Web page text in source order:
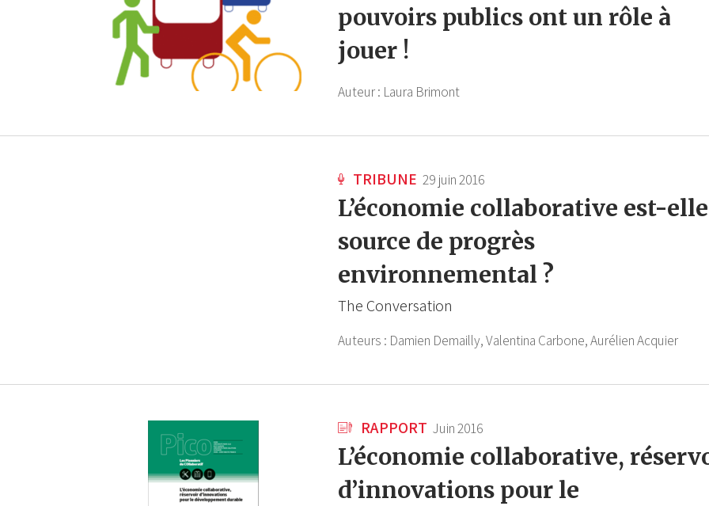
pouvoirs publics ont un rôle à
jouer !
Auteur : Laura Brimont
TRIBUNE 29 juin 2016
L’économie collaborative est-elle
source de progrès
environnemental ?
The Conversation
Auteurs : Damien Demailly,Valentina Carbone,Aurélien Acquier
RAPPORT Juin 2016
L’économie collaborative,
d’innovations pour le